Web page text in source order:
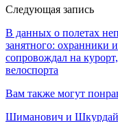
Следующая запись
В данных о полетах
занятного: охранники
сопровождал на
велоспорта
Вам также могут
Шиманович и Шкурдай